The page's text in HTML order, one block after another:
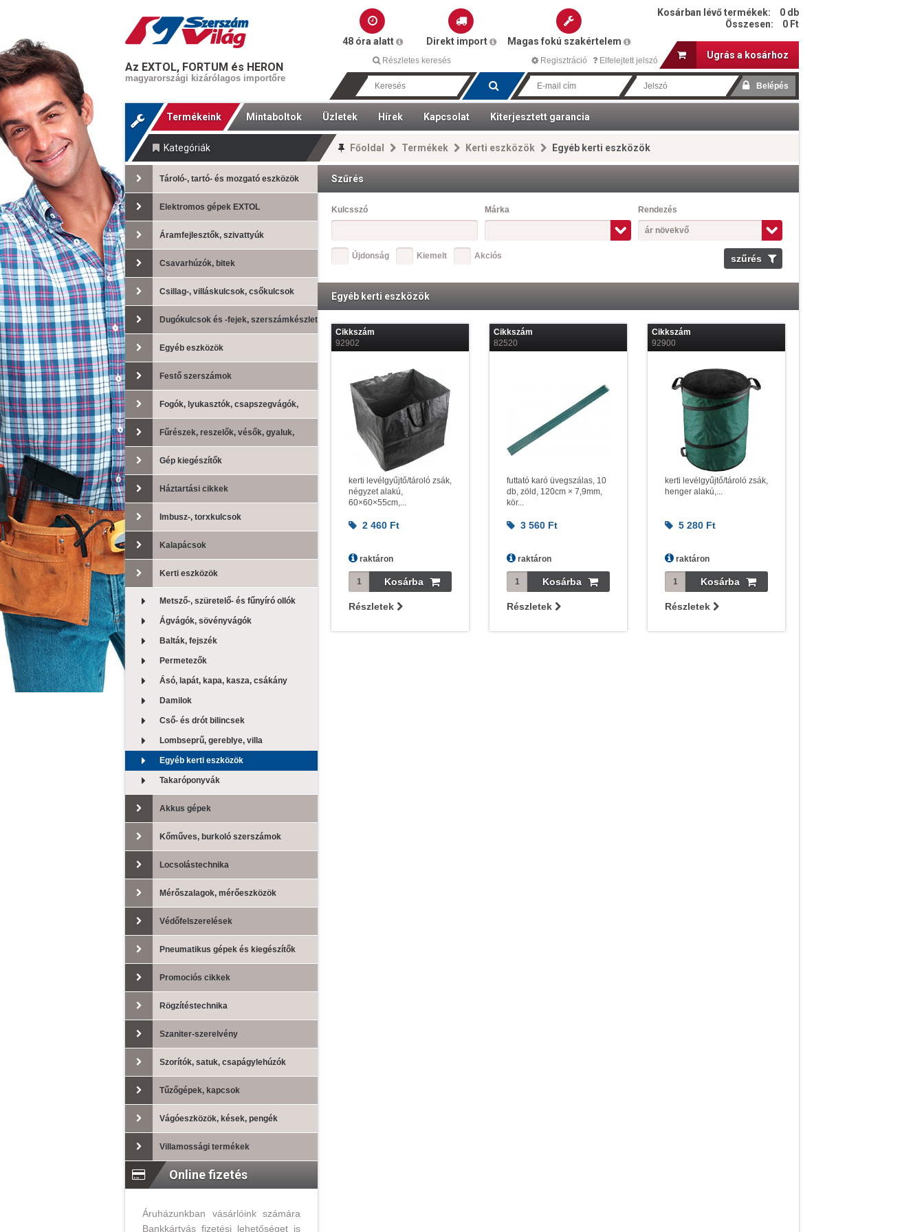
Az EXTOL, FORTUM és HERON
magyarországi kizárólagos importőre
48 óra alatt Direkt import Magas fokú szakértelem
Részletes keresés Regisztráció Elfelejtett jelszó
Kosárban lévő termékek:
0 db
Összesen:
0 Ft
Ugrás a kosárhoz
Termékeink Mintaboltok Üzletek Hírek Kapcsolat Kiterjesztett garancia
Főoldal Termékek Kerti eszközök Egyéb kerti eszközök
Kategóriák
Tároló-, tartó- és mozgató eszközök
Elektromos gépek EXTOL
Áramfejlesztők, szivattyúk
Csavarhúzók, bitek
Csillag-, villáskulcsok, csőkulcsok
Dugókulcsok és -fejek, szerszámkészlet
Egyéb eszközök
Festő szerszámok
Fogók, lyukasztók, csapszegvágók,
lemezollókFűrészek, reszelők, vésők, gyaluk,
drótkefékGép kiegészítők
Háztartási cikkek
Imbusz-, torxkulcsok
Kalapácsok
Kerti eszközök
Metsző-, szüretelő- és fűnyíró ollók
Ágvágók, sövényvágók
Balták, fejszék
Permetezők
Ásó, lapát, kapa, kasza, csákány
Damilok
Cső- és drót bilincsek
Lombseprű, gereblye, villa
Egyéb kerti eszközök
Takaróponyvák
Akkus gépek
Kőműves, burkoló szerszámok
Locsolástechnika
Mérőszalagok, mérőeszközök
Védőfelszerelések
Pneumatikus gépek és kiegészítők
Promociós cikkek
Rögzítéstechnika
Szaniter-szerelvény
Szorítók, satuk, csapágylehúzók
Tűzőgépek, kapcsok
Vágóeszközök, kések, pengék
Villamossági termékek
Online fizetés
Áruházunkban vásárlóink számára
Bankkártyás fizetési lehetőséget is
Szűrés
Kulcsszó Márka
Újdonság Kiemelt Akciós
Rendezés
ár növekvő
Egyéb kerti eszközök
Cikkszám
92902
kerti levélgyűjtő/tároló zsák,
négyzet alakú,
60×60×55cm,...
2 460 Ft
raktáron
Részletek
Cikkszám
82520
futtató karó üvegszálas, 10
db, zöld, 120cm × 7,9mm,
kör...
3 560 Ft
raktáron
Részletek
Cikkszám
92900
kerti levélgyűjtő/tároló zsák,
henger alakú,...
5 280 Ft
raktáron
Részletek